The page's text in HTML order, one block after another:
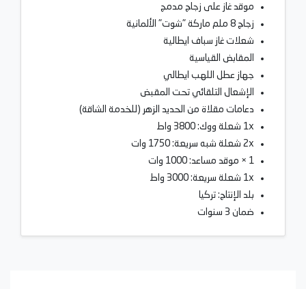
موقد غاز على زجاج مدمج
زجاج 8 ملم ماركة "شوت" الألمانية
شعلات غاز سباف ايطالية
المقابض القياسية
جهاز عطل اللهب ايطالي
الإشعال التلقائي تحت المقبض
دعامات مقلاة من الحديد الزهر (للخدمة الشاقة)
1x شعلة ووك: 3800 واط
2x شعلة شبه سريعة: 1750 وات
1 × موقد مساعد: 1000 وات
1x شعلة سريعة: 3000 واط
بلد الإنتاج: تركيا
ضمان 3 سنوات